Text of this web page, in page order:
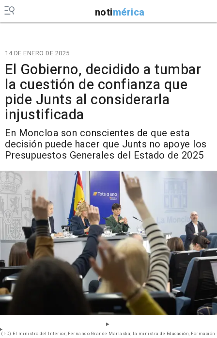
notimérica
14 DE ENERO DE 2025
El Gobierno, decidido a tumbar
la cuestión de confianza que
pide Junts al considerarla
injustificada
En Moncloa son conscientes de que esta
decisión puede hacer que Junts no apoye los
Presupuestos Generales del Estado de 2025
(I-D) El ministro del Interior, Fernando Grande Marlaska; la ministra de Educación, Formación